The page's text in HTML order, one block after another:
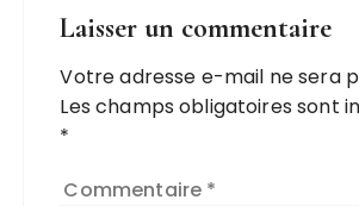
Laisser un commentaire
Votre adresse e-mail ne sera
Les champs obligatoires sont
*
Commentaire *